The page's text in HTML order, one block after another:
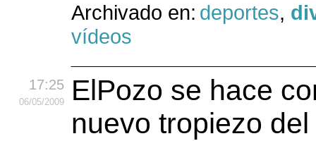
Archivado en: deportes,
vídeos
17:25
06/05/2009
ElPozo se hace
nuevo tropiezo